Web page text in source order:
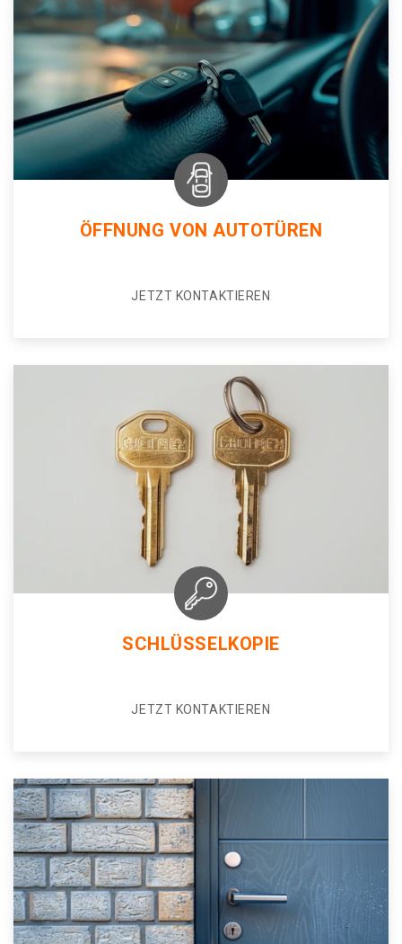
ÖFFNUNG VON AUTOTÜREN
JETZT KONTAKTIEREN
SCHLÜSSELKOPIE
JETZT KONTAKTIEREN